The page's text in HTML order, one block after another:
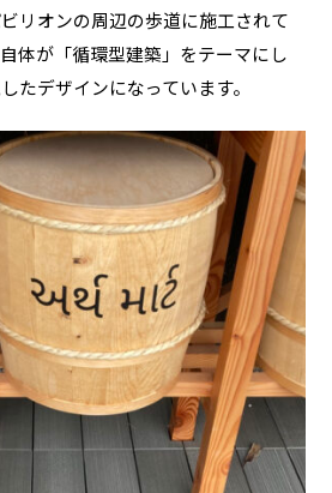
リオンの周辺の歩道に施工されて
体が「循環型建築」をテーマにし
たデザインになっています。